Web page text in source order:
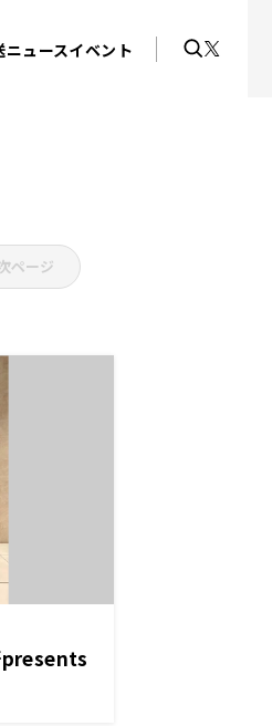
ニュースイベント
ページ
presents